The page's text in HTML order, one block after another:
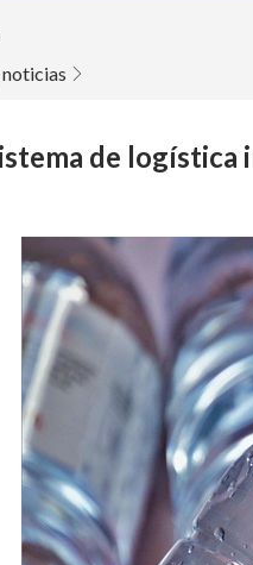
de logística